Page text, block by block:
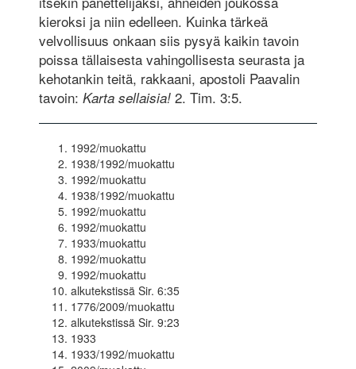
kieroksi ja niin edelleen. Kuinka tärkeä
velvollisuus onkaan siis pysyä kaikin tavoin
poissa tällaisesta vahingollisesta seurasta ja
kehotankin teitä, rakkaani, apostoli Paavalin
tavoin: Karta sellaisia!2. Tim. 3:5.
1992/muokattu
1938/1992/muokattu
1992/muokattu
1938/1992/muokattu
1992/muokattu
1992/muokattu
1933/muokattu
1992/muokattu
1992/muokattu
alkutekstissä Sir. 6:35
1776/2009/muokattu
alkutekstissä Sir. 9:23
1933
1933/1992/muokattu